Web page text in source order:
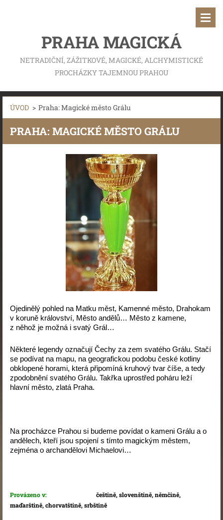
PRAHA MAGICKÁ
NETRADIČNÍ, ZÁŽITKOVÉ, MAGICKÉ, ALCHYMISTICKÉ
PROCHÁZKY TAJEMNOU PRAHOU
ÚVOD > Praha: Magické město Grálu
PRAHA: MAGICKÉ MĚSTO GRÁLU
Ojedinělý pohled na Matku měst, Kamenné město, Drahokam
v koruně království, Město andělů… Město z kamene,
z něhož je možná i svatý Grál…
Některé legendy označují Čechy za zem svatého Grálu. Stačí
se podívat na mapu, na geografickou podobu české kotliny
obklopené horami, která připomíná kruhový tvar číše, a tedy
zpodobnění svatého Grálu. Takřka uprostřed poháru leží
hlavní město, zlatá Praha.
Na procházce Prahou si budeme povídat o kameni Grálu a o
andělech, kteří jsou spojení s tímto magickým městem,
zejména o archandělovi Michaelovi…
Provázeno v: češtině, slovenštině, němčině,
maďarštině, chorvatštině, srbštině